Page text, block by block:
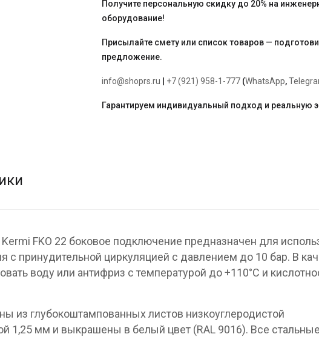
Получите персональную скидку до 20% на
оборудование!
Присылайте смету или список товаров —
предложение.
info@shoprs.ru +7 (921) 958-1-777 (WhatsApp,
Гарантируем индивидуальный подход и реальную
FKO 22 боковое подключение предназначен для
с принудительной циркуляцией с давлением до 10 бар. В
воду или антифриз с температурой до +110°C и
из глубокоштампованных листов низкоуглеродистой
1,25 мм и выкрашены в белый цвет (RAL 9016). Все